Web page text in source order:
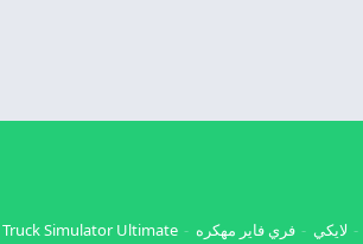
لايكي فري فاير مهكره Truck Simulator Ultimate مهكره